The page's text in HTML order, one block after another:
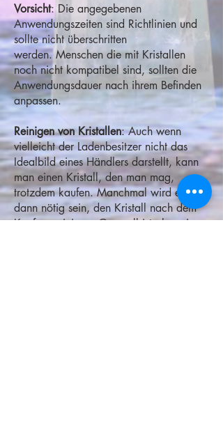
Vorsicht: Die angegebenen
Anwendungszeiten sind Richtlinien und
sollte nicht überschritten
werden. Menschen die mit Kristallen
noch nicht kompatibel sind, sollten die
Anwendungsdauer nach ihrem Befinden
anpassen.
Reinigen von Kristallen: Auch wenn
vielleicht der Ladenbesitzer nicht das
Idealbild eines Händlers darstellt, kann
man einen Kristall, den man mag,
trotzdem kaufen. Manchmal wird es
dann nötig sein, den Kristall nach dem
Kauf zu reinigen. Generell ist aber eine